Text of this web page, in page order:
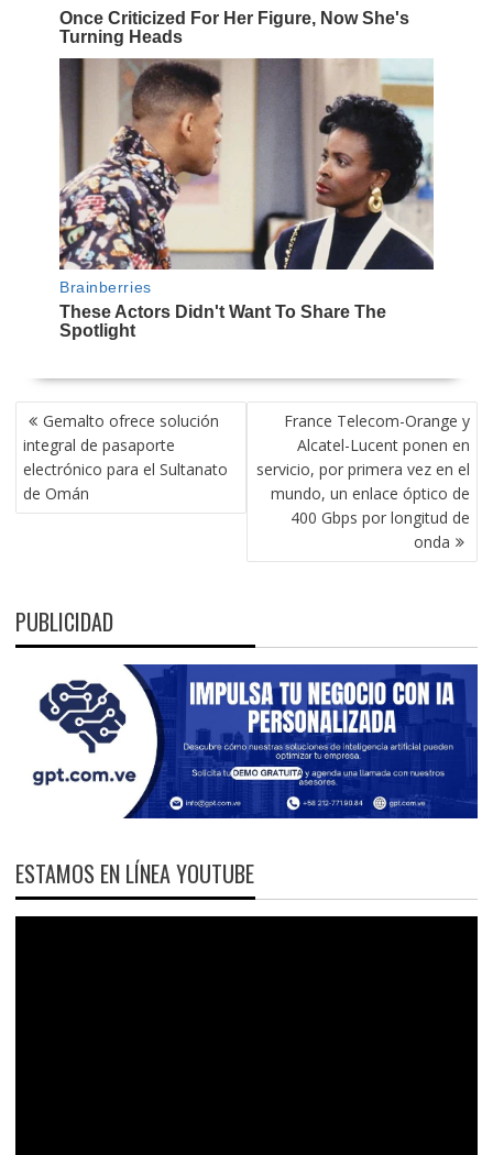
NAVEGACIÓN
DE
ENTRADAS
Gemalto ofrece solución
integral de pasaporte
electrónico para el Sultanato
de Omán
France Telecom-Orange y
Alcatel-Lucent ponen en
servicio, por primera vez en el
mundo, un enlace óptico de
400 Gbps por longitud de
onda
PUBLICIDAD
ESTAMOS EN LÍNEA YOUTUBE